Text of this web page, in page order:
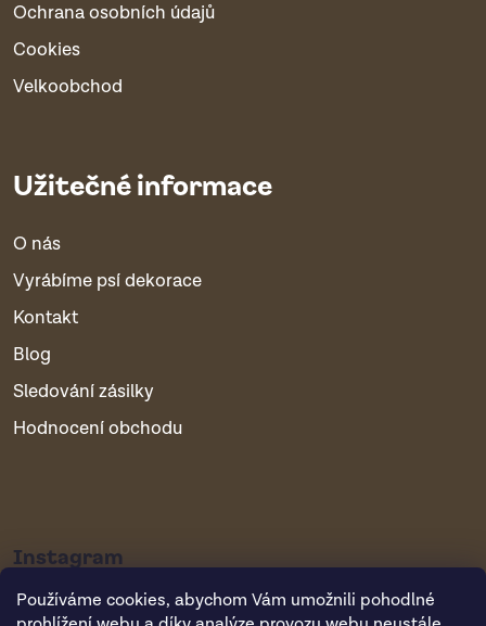
Používáme cookies, abychom Vám umožnili pohodlné
Ochrana osobních údajů
Cookies
Velkoobchod
Užitečné informace
O nás
Vyrábíme psí dekorace
Kontakt
Blog
Sledování zásilky
Hodnocení obchodu
Instagram